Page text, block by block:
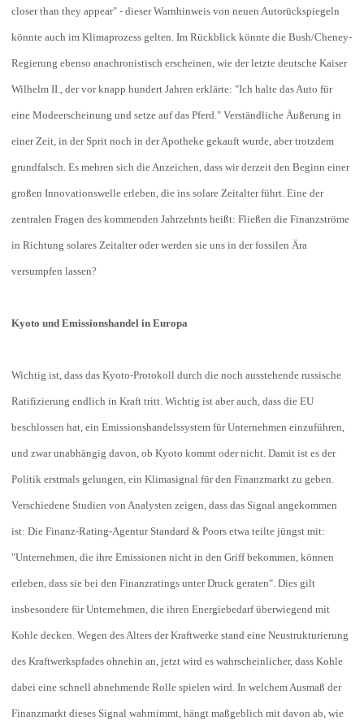
closer than they appear" - dieser Warnhinweis von neuen Autorückspiegeln
könnte auch im Klimaprozess gelten. Im Rückblick könnte die Bush/Cheney-
Regierung ebenso anachronistisch erscheinen, wie der letzte deutsche Kaiser
Wilhelm II., der vor knapp hundert Jahren erklärte: "Ich halte das Auto für
eine Modeerscheinung und setze auf das Pferd." Verständliche Äußerung in
einer Zeit, in der Sprit noch in der Apotheke gekauft wurde, aber trotzdem
grundfalsch. Es mehren sich die Anzeichen, dass wir derzeit den Beginn einer
großen Innovationswelle erleben, die ins solare Zeitalter führt. Eine der
zentralen Fragen des kommenden Jahrzehnts heißt: Fließen die Finanzströme
in Richtung solares Zeitalter oder werden sie uns in der fossilen Ära
versumpfen lassen?
Kyoto und Emissionshandel in Europa
Wichtig ist, dass das Kyoto-Protokoll durch die noch ausstehende russische
Ratifizierung endlich in Kraft tritt. Wichtig ist aber auch, dass die EU
beschlossen hat, ein Emissionshandelssystem für Unternehmen einzuführen,
und zwar unabhängig davon, ob Kyoto kommt oder nicht. Damit ist es der
Politik erstmals gelungen, ein Klimasignal für den Finanzmarkt zu geben.
Verschiedene Studien von Analysten zeigen, dass das Signal angekommen
ist: Die Finanz-Rating-Agentur Standard & Poors etwa teilte jüngst mit:
"Unternehmen, die ihre Emissionen nicht in den Griff bekommen, können
erleben, dass sie bei den Finanzratings unter Druck geraten". Dies gilt
insbesondere für Unternehmen, die ihren Energiebedarf überwiegend mit
Kohle decken. Wegen des Alters der Kraftwerke stand eine Neustrukturierung
des Kraftwerkspfades ohnehin an, jetzt wird es wahrscheinlicher, dass Kohle
dabei eine schnell abnehmende Rolle spielen wird. In welchem Ausmaß der
Finanzmarkt dieses Signal wahrnimmt, hängt maßgeblich mit davon ab, wie